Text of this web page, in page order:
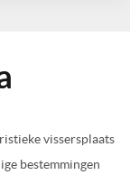
vissersplaats
bestemmingen